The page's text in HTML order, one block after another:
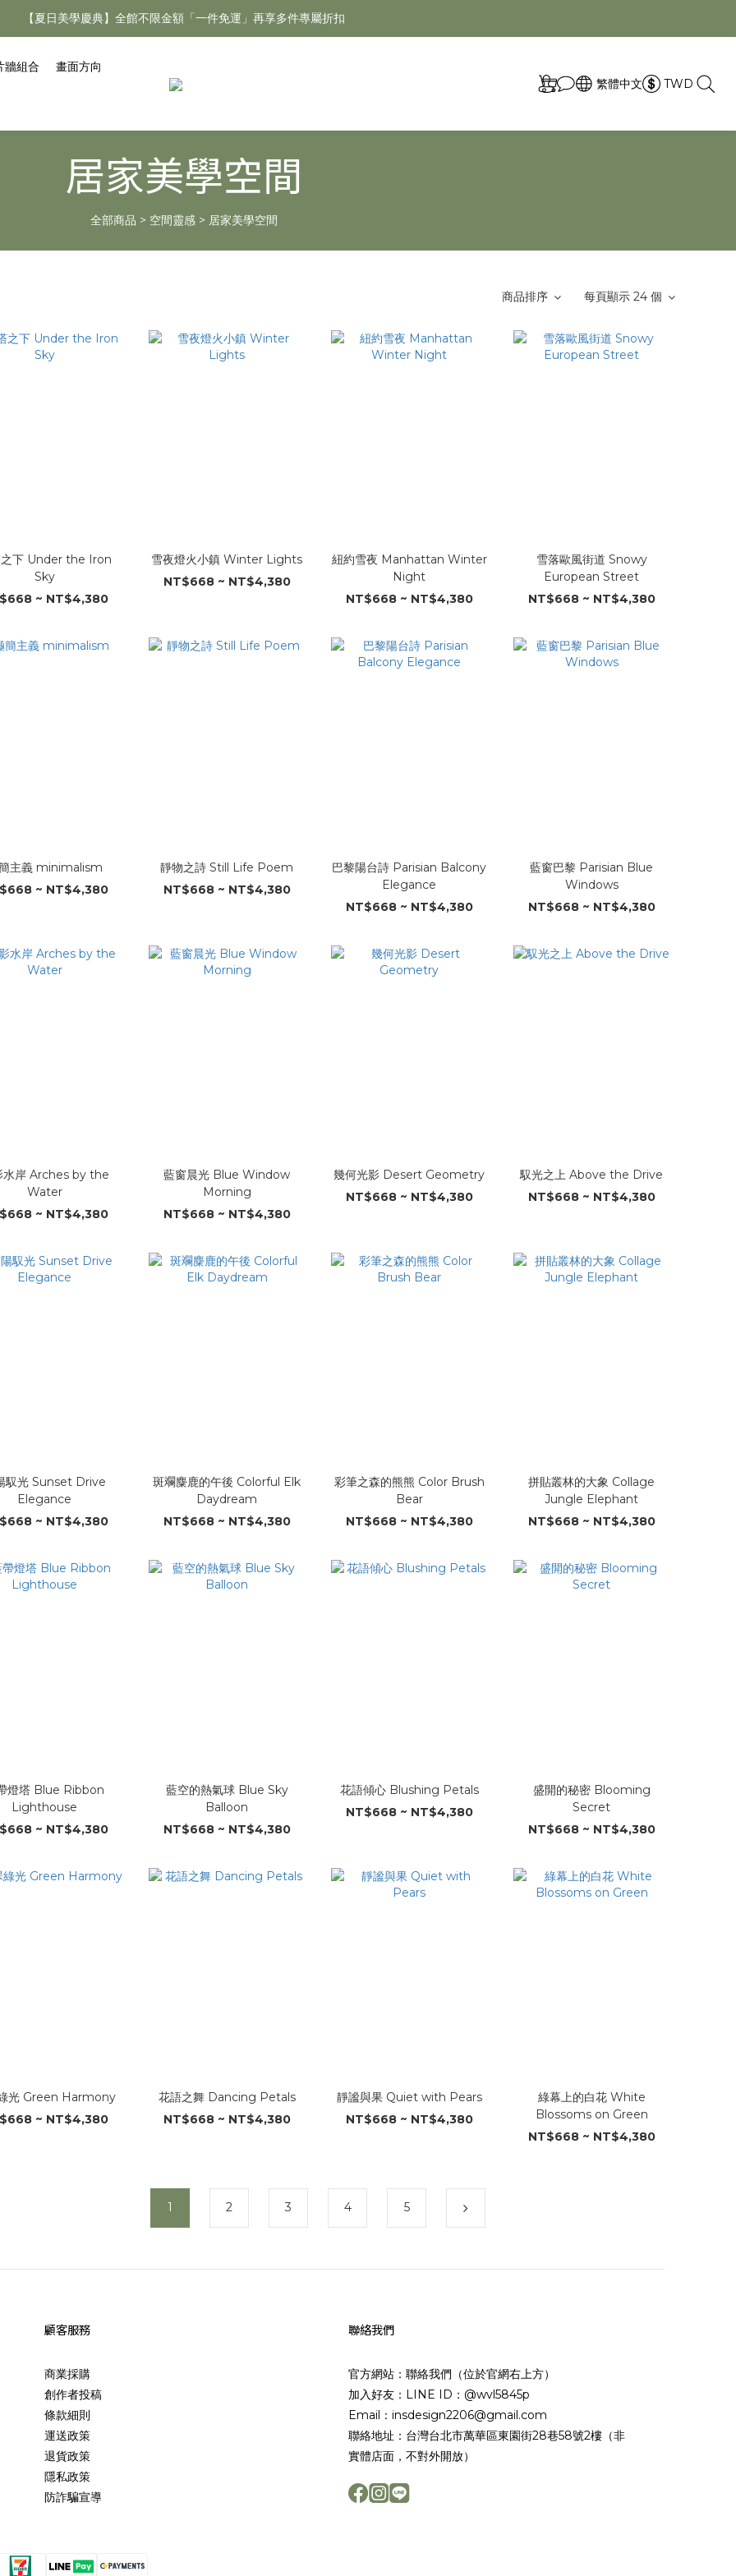
【夏日美學慶典】全館不限金額「一件免運」再享多件專屬折扣
【夏日美學慶典】全館不限金額「一件免運」再享多件專屬折扣
【夏日美學慶典】全館不限金額「一件免運」再享多件專屬折扣
牆組合
畫面方向
繁體中文
TWD
居家美學空間
全部商品 > 空間靈感> 居家美學空間
商品排序 每頁顯示 24 個
下 Under the Iron
Sky
~ NT$4,380
雪夜燈火小鎮 Winter Lights
NT$668 ~ NT$4,380
紐約雪夜 Manhattan Winter
Night
NT$668 ~ NT$4,380
雪落歐風街道 Snowy
European Street
NT$668 ~ NT$4,380
主義 minimalism
~ NT$4,380
靜物之詩 Still Life Poem
NT$668 ~ NT$4,380
巴黎陽台詩 Parisian Balcony
Elegance
NT$668 ~ NT$4,380
藍窗巴黎 Parisian Blue
Windows
NT$668 ~ NT$4,380
水岸 Arches by the
Water
~ NT$4,380
藍窗晨光 Blue Window
Morning
NT$668 ~ NT$4,380
幾何光影 Desert Geometry
NT$668 ~ NT$4,380
馭光之上 Above the Drive
NT$668 ~ NT$4,380
馭光 Sunset Drive
Elegance
~ NT$4,380
斑斕麋鹿的午後 Colorful Elk
Daydream
NT$668 ~ NT$4,380
彩筆之森的熊熊 Color Brush
Bear
NT$668 ~ NT$4,380
拼貼叢林的大象 Collage
Jungle Elephant
NT$668 ~ NT$4,380
燈塔 Blue Ribbon
Lighthouse
~ NT$4,380
藍空的熱氣球 Blue Sky
Balloon
NT$668 ~ NT$4,380
花語傾心 Blushing Petals
NT$668 ~ NT$4,380
盛開的秘密 Blooming
Secret
NT$668 ~ NT$4,380
光 Green Harmony
~ NT$4,380
花語之舞 Dancing Petals
NT$668 ~ NT$4,380
靜謐與果 Quiet with Pears
NT$668 ~ NT$4,380
綠幕上的白花 White
Blossoms on Green
NT$668 ~ NT$4,380
1 2 3 4 5
顧客服務
商業採購
創作者投稿
條款細則
運送政策
退貨政策
隱私政策
防詐騙宣導
聯絡我們
官方網站：聯絡我們（位於官網右上方）
加入好友：LINE ID：@wvl5845p
Email：insdesign2206@gmail.com
聯絡地址：台灣台北市萬華區東園街28巷58號2樓（非
實體店面，不對外開放）